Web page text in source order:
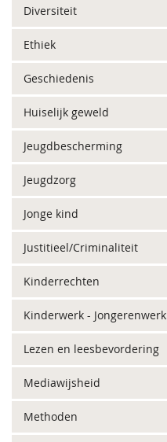
Diversiteit
Ethiek
Geschiedenis
Huiselijk geweld
Jeugdbescherming
Jeugdzorg
Jonge kind
Justitieel/Criminaliteit
Kinderrechten
Kinderwerk - Jongerenwerk
Lezen en leesbevordering
Mediawijsheid
Methoden